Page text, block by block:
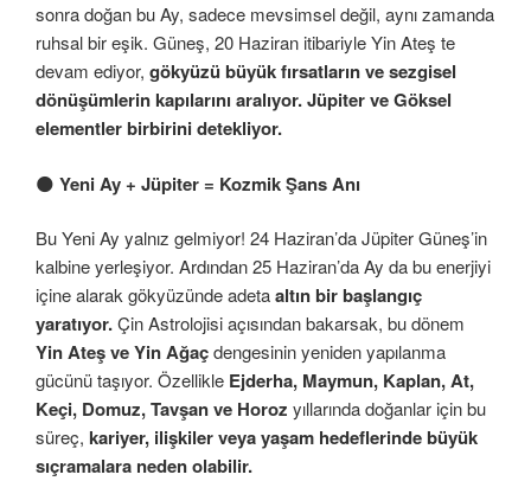
sonra doğan bu Ay, sadece mevsimsel değil, aynı zamanda
ruhsal bir eşik. Güneş, 20 Haziran itibariyle Yin Ateş te
devam ediyor, gökyüzü büyük fırsatların ve sezgisel
dönüşümlerin kapılarını aralıyor. Jüpiter ve Göksel
elementler birbirini detekliyor.
🌑 Yeni Ay + Jüpiter = Kozmik Şans Anı
Bu Yeni Ay yalnız gelmiyor! 24 Haziran’da Jüpiter Güneş’in
kalbine yerleşiyor. Ardından 25 Haziran’da Ay da bu enerjiyi
içine alarak gökyüzünde adetaaltın bir başlangıç
yaratıyor.Çin Astrolojisi açısından bakarsak, bu dönem
Yin Ateş ve Yin Ağaçdengesinin yeniden yapılanma
gücünü taşıyor. Özellikle Ejderha, Maymun, Kaplan, At,
Keçi, Domuz, Tavşan ve Horoz yıllarında doğanlar için bu
süreç, kariyer, ilişkiler veya yaşam hedeflerinde büyük
sıçramalara neden olabilir.